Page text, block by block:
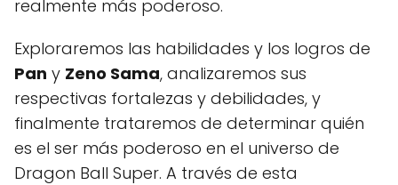
realmente más poderoso.
Exploraremos las habilidades y los logros de
Pan y Zeno Sama, analizaremos sus
respectivas fortalezas y debilidades, y
finalmente trataremos de determinar quién
es el ser más poderoso en el universo de
Dragon Ball Super. A través de esta